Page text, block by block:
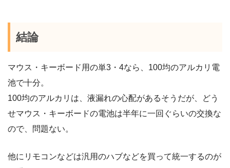
結論
マウス・キーボード用の単3・4なら、100均のアルカリ電
池で十分。
100均のアルカリは、液漏れの心配があるそうだが、どう
せマウス・キーボードの電池は半年に一回ぐらいの交換な
ので、問題ない。
他にリモコンなどは汎用のハブなどを買って統一するのが